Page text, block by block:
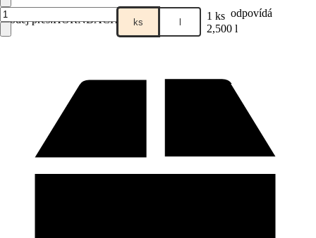
Prodej přes:HORNBACH ks l 1 ks odpovídá
2,500 l